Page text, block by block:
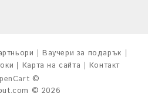
Ваучери за подарък
Карта на сайта
Контакт
©
© 2026